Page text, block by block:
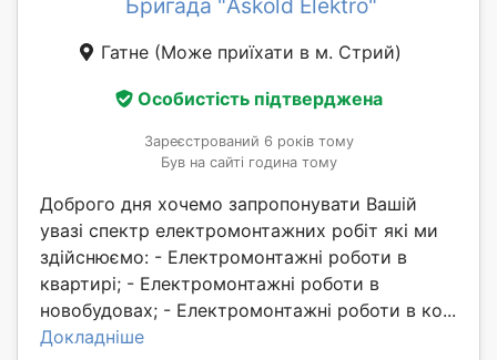
Бригада "Askold Elektro"
Гатне (Може приїхати в м. Стрий)
Особистість підтверджена
Зареєстрований 6 років тому
Був на сайті година тому
Доброго дня хочемо запропонувати Вашій
увазі спектр електромонтажних робіт які ми
здійснюємо: - Електромонтажні роботи в
квартирі; - Електромонтажні роботи в
новобудовах; - Електромонтажні роботи в ко...
Докладніше